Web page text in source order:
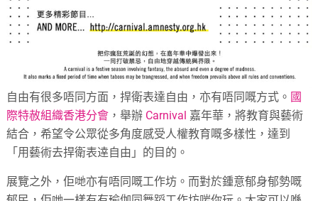
自由有很多唔同方面，捍衛表達自由，亦有唔同嘅方式。 國
際特赦組織香港分會 ，舉辦 Carnival 嘉年華，將教育與藝術
結合，希望令公眾從多角度感受人權教育嘅多樣性，達到
「用藝術去捍衛表逹自由」的目的。
展覽之外，佢哋亦有唔同嘅工作坊。而對於鍾意郁身郁勢嘅